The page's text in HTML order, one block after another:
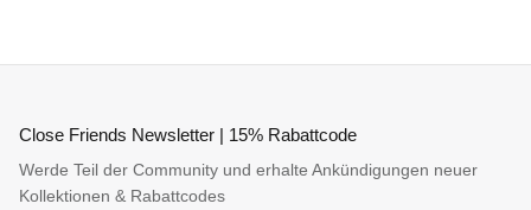
Close Friends Newsletter | 15% Rabattcode
Werde Teil der Community und erhalte Ankündigungen neuer
Kollektionen & Rabattcodes